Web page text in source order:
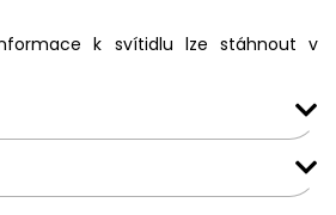
k svítidlu lze stáhnout v